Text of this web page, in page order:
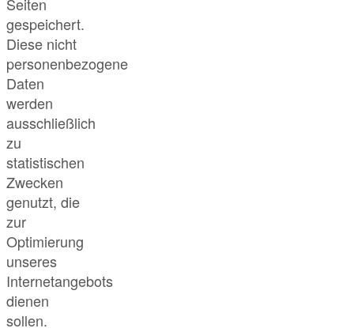
Seiten
gespeichert.
Diese nicht
personenbezogene
Daten
werden
ausschließlich
zu
statistischen
Zwecken
genutzt, die
zur
Optimierung
unseres
Internetangebots
dienen
sollen.